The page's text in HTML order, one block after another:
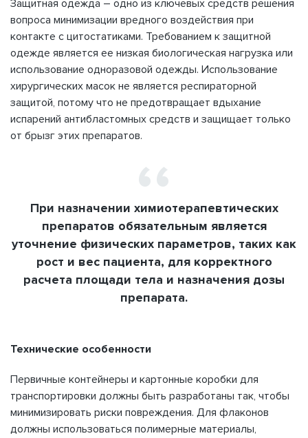
Защитная одежда – одно из ключевых средств решения
вопроса минимизации вредного воздействия при
контакте с цитостатиками. Требованием к защитной
одежде является ее низкая биологическая нагрузка или
использование одноразовой одежды. Использование
хирургических масок не является респираторной
защитой, потому что не предотвращает вдыхание
испарений антибластомных средств и защищает только
от брызг этих препаратов.
При назначении химиотерапевтических
препаратов обязательным является
уточнение физических параметров, таких как
рост и вес пациента, для корректного
расчета площади тела и назначения дозы
препарата.
Технические особенности
Первичные контейнеры и картонные коробки для
транспортировки должны быть разработаны так, чтобы
минимизировать риски повреждения. Для флаконов
должны использоваться полимерные материалы,